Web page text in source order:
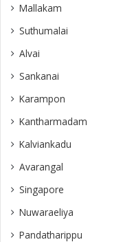
Mallakam
Suthumalai
Alvai
Sankanai
Karampon
Kantharmadam
Kalviankadu
Avarangal
Singapore
Nuwaraeliya
Pandatharippu